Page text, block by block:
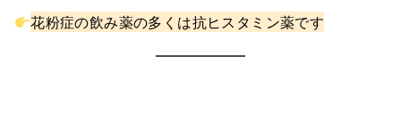
花粉症の飲み薬の多くは抗ヒスタミン薬です